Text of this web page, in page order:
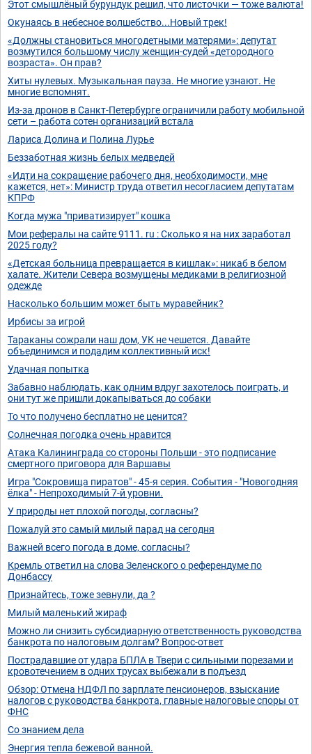
Этот смышлёный бурундук решил, что листочки — тоже валюта!
Окунаясь в небесное волшебство...Новый трек!
«Должны становиться многодетными матерями»: депутат
возмутился большому числу женщин-судей «детородного
возраста». Он прав?
Хиты нулевых. Музыкальная пауза. Не многие узнают. Не
многие вспомнят.
Из-за дронов в Санкт-Петербурге ограничили работу мобильной
сети – работа сотен организаций встала
Лариса Долина и Полина Лурье
Беззаботная жизнь белых медведей
«Идти на сокращение рабочего дня, необходимости, мне
кажется, нет»: Министр труда ответил несогласием депутатам
КПРФ
Когда мужа "приватизирует" кошка
Мои рефералы на сайте 9111. ru : Сколько я на них заработал
2025 году?
«Детская больница превращается в кишлак»: никаб в белом
халате. Жители Севера возмущены медиками в религиозной
одежде
Насколько большим может быть муравейник?
Ирбисы за игрой
Тараканы сожрали наш дом, УК не чешется. Давайте
объединимся и подадим коллективный иск!
Удачная попытка
Забавно наблюдать, как одним вдруг захотелось поиграть, и
они тут же пришли докапываться до собаки
То что получено бесплатно не ценится?
Солнечная погодка очень нравится
Атака Калининграда со стороны Польши - это подписание
смертного приговора для Варшавы
Игра "Сокровища пиратов" - 45-я серия. События - "Новогодняя
ёлка" - Непроходимый 7-й уровни.
У природы нет плохой погоды, согласны?
Пожалуй это самый милый парад на сегодня
Важней всего погода в доме, согласны?
Кремль ответил на слова Зеленского о референдуме по
Донбассу
Признайтесь, тоже зевнули, да ?
Милый маленький жираф
Можно ли снизить субсидиарную ответственность руководства
банкрота по налоговым долгам? Вопрос-ответ
Пострадавшие от удара БПЛА в Твери с сильными порезами и
кровотечением в одних трусах выбежали в подъезд
Обзор: Отмена НДФЛ по зарплате пенсионеров, взыскание
налогов с руководства банкрота, главные налоговые споры от
ФНС
Со знанием дела
Энергия тепла бежевой ванной.